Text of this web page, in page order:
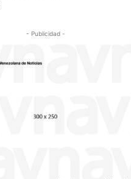
- Publicidad -